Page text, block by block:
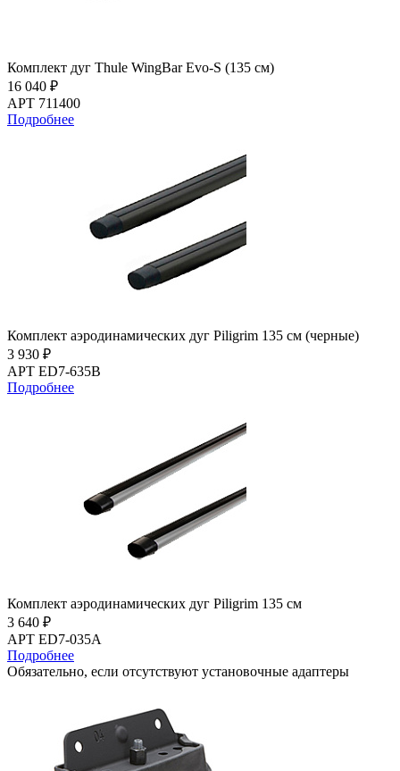
Комплект дуг Thule WingBar Evo-S (135 см)
16 040 ₽
АРТ 711400
Подробнее
Комплект аэродинамических дуг Piligrim 135 см (черные)
3 930 ₽
АРТ ED7-635B
Подробнее
Комплект аэродинамических дуг Piligrim 135 см
3 640 ₽
АРТ ED7-035A
Подробнее
Обязательно, если отсутствуют установочные адаптеры